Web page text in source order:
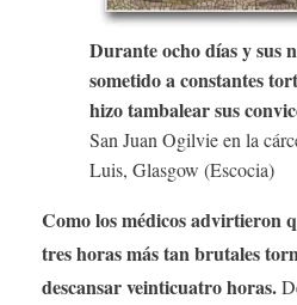
Durante ocho días y sus
sometido a constantes
hizo tambalear sus
San Juan Ogilvie en la
Luis, Glasgow (Escocia)
Como los médicos advirtieron
tres horas más tan brutales
descansar veinticuatro horas.